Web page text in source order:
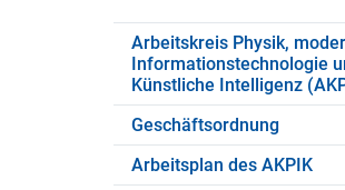
Arbeitskreis Physik,
Informationstechnologie
Künstliche Intelligenz
Geschäftsordnung
Arbeitsplan des AKPIK